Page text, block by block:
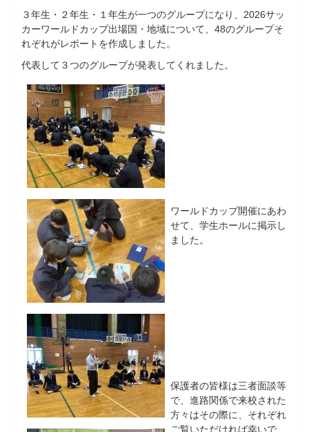
３年生・２年生・１年生が一つのグループになり、2026サッ
カーワールドカップ出場国・地域について、48のグループそ
れぞれがレポートを作成しました。
代表して３つのグループが発表してくれました。
ワールドカップ開催にあわ
せて、学生ホールに掲示し
ました。
保護者の皆様は三者面談等
で、進路関係で来校された
方々はその際に、それぞれ
ご覧いただければ幸いで